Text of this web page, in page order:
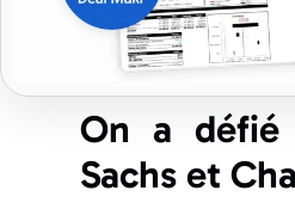
On a défié
Sachs et